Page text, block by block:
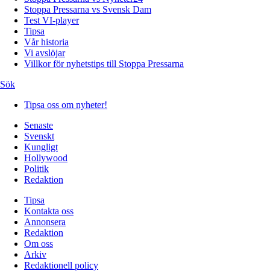
Stoppa Pressarna vs Svensk Dam
Test VI-player
Tipsa
Vår historia
Vi avslöjar
Villkor för nyhetstips till Stoppa Pressarna
Sök
Tipsa oss om nyheter!
Senaste
Svenskt
Kungligt
Hollywood
Politik
Redaktion
Tipsa
Kontakta oss
Annonsera
Redaktion
Om oss
Arkiv
Redaktionell policy